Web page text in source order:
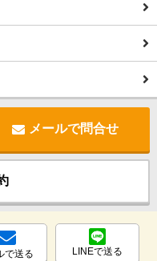
メールで問合せ
で送る LINEで送る